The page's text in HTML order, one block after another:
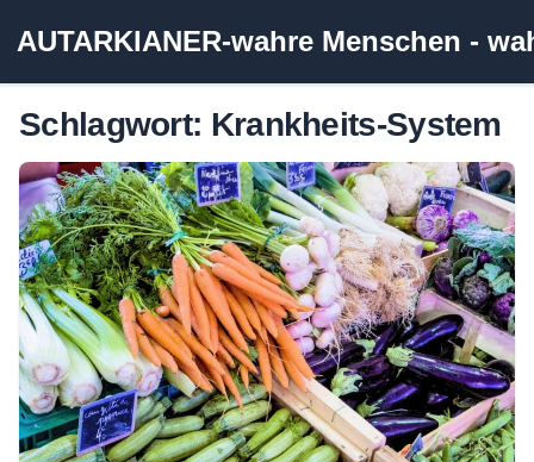
Inhalt
AUTARKIANER-wahre Menschen -
Schlagwort: Krankheits-System